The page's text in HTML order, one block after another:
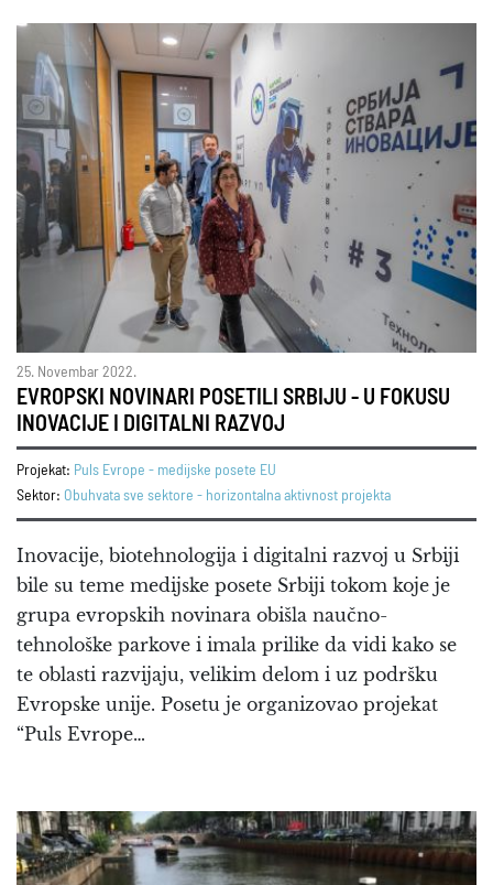
25. Novembar 2022.
EVROPSKI NOVINARI POSETILI SRBIJU - U FOKUSU
INOVACIJE I DIGITALNI RAZVOJ
Projekat: Puls Evrope - medijske posete EU
Sektor: Obuhvata sve sektore - horizontalna aktivnost projekta
Inovacije, biotehnologija i digitalni razvoj u Srbiji
bile su teme medijske posete Srbiji tokom koje je
grupa evropskih novinara obišla naučno-
tehnološke parkove i imala prilike da vidi kako se
te oblasti razvijaju, velikim delom i uz podršku
Evropske unije. Posetu je organizovao projekat
“Puls Evrope…